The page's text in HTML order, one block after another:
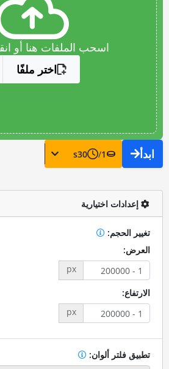
اسحب الملفات هنا أو
اختر ملفًا
ابدأ 1
/
30
s
إعدادات اختيارية
تغيير الحجم:
العرض:
px
الارتفاع:
px
تطبيق فلتر ألوان: